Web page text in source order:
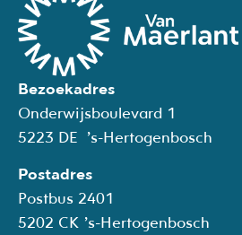
Bezoekadres
Onderwijsboulevard 1
5223 DE ’s-Hertogenbosch
Postadres
Postbus 2401
5202 CK ’s-Hertogenbosch